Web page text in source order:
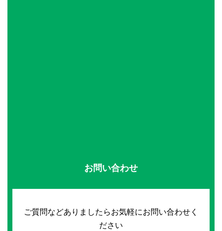
お問い合わせ
ご質問などありましたらお気軽にお問い合わせく
ださい